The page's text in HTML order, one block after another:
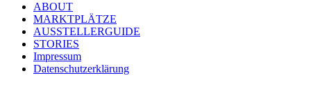
ABOUT
MARKTPLÄTZE
AUSSTELLERGUIDE
STORIES
Impressum
Datenschutzerklärung